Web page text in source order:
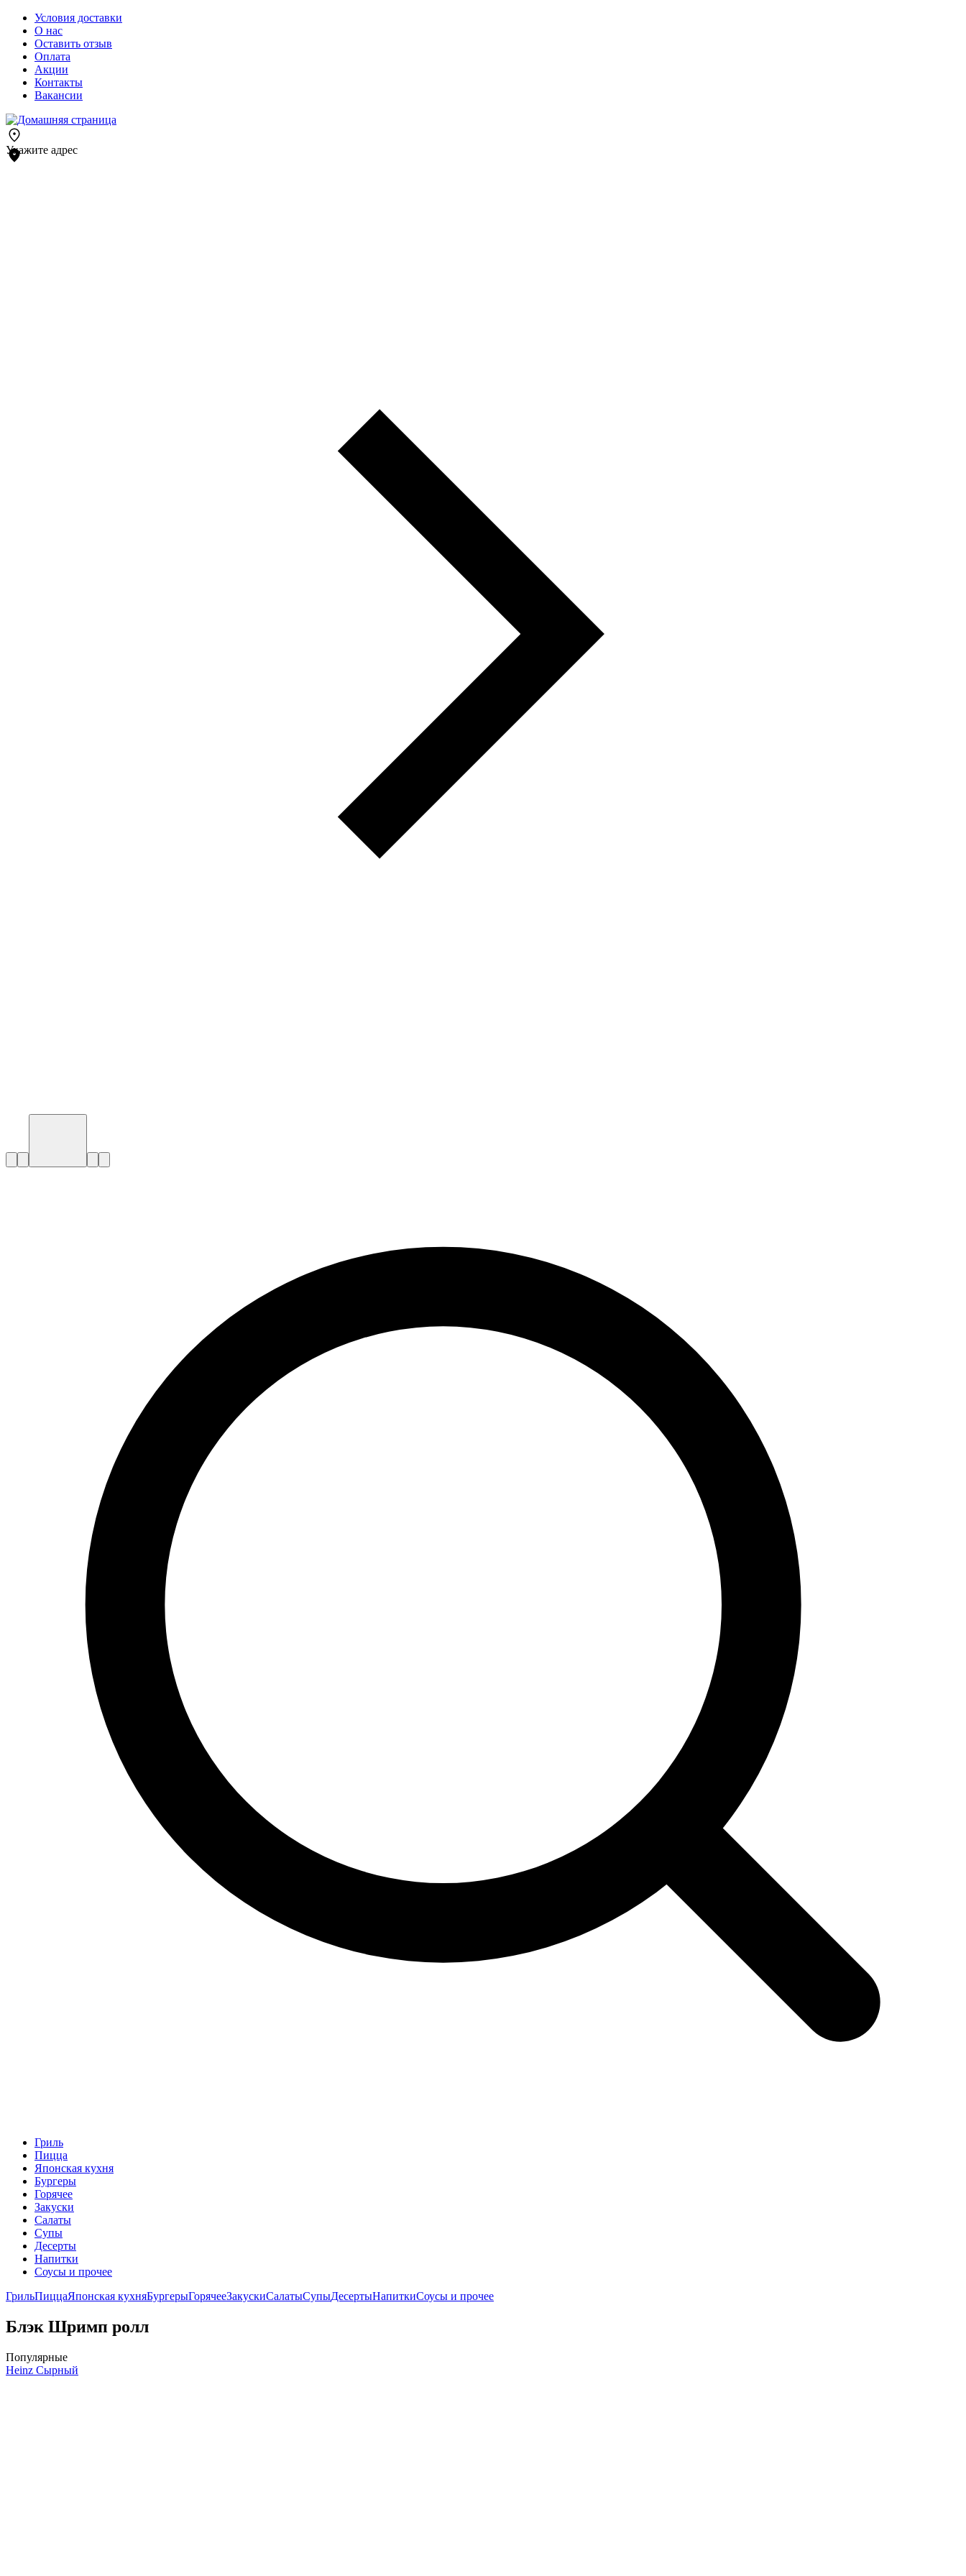
Условия доставки
О нас
Оставить отзыв
Оплата
Акции
Контакты
Вакансии
Укажите адрес
Гриль
Пицца
Японская кухня
Бургеры
Горячее
Закуски
Салаты
Супы
Десерты
Напитки
Соусы и прочее
ГрильПиццаЯпонская кухняБургерыГорячееЗакускиСалатыСупыДесертыНапиткиСоусы и прочее
Блэк Шримп ролл
Популярные
Heinz Сырный